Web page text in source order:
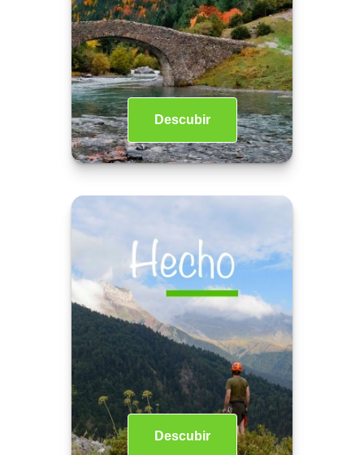
Descubir
Descubir